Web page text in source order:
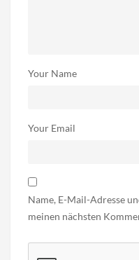
Your Name
Your Email
Name, E-Mail-Adresse
meinen nächsten